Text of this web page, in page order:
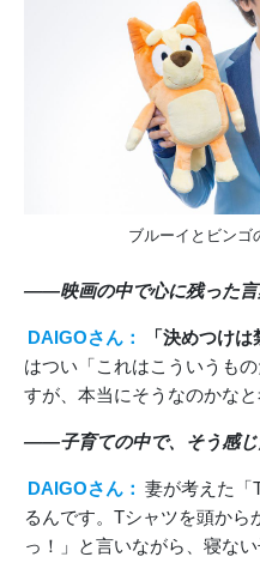
ブルーイとビンゴ
――映画の中で心に残った言
DAIGOさん： 「決めつけは
はつい「これはこういうも
すが、本当にそうなのかなと
――子育ての中で、そう感じ
DAIGOさん： 妻が考えた「
るんです。Tシャツを頭から
っ！」と言いながら、寝な